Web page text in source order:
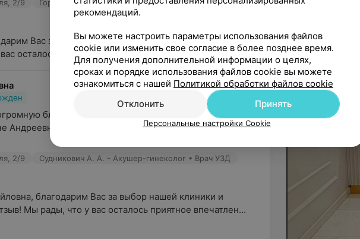
2/9 Горбацевич М. В. - Врач УЗД
Вас за выбор нашей клиники и приятный отзыв! Мы
осталось приятное впечатление от центра...
благодарность замечательному врачу
Андреевне за первый гинекологический осмотр мо...
2/9 Судникович А. А. - Акушер-гинеколог • Врач УЗД
благодарим Вас за выбор нашей клиники и
Мы рады, что у вас осталось приятное впечатлен...
рекомендаций.
Вы можете настроить параметры использования файлов
cookie или изменить свое согласие в более позднее время.
Для получения дополнительной информации о целях,
сроках и порядке использования файлов cookie вы можете
ознакомиться с нашей Политикой обработки файлов cookie
Отклонить
Принять
Персональные настройки Cookie